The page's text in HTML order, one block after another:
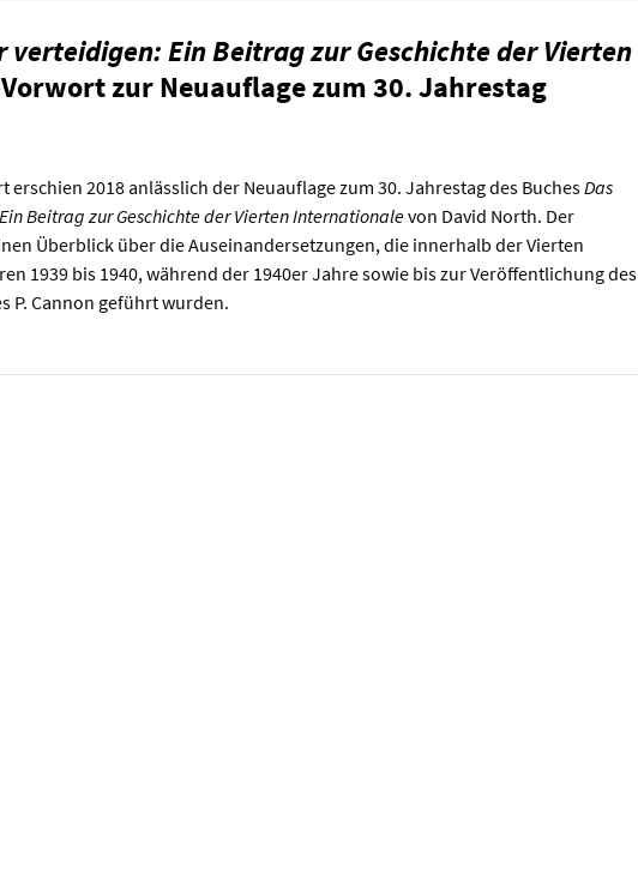
verteidigen: Ein Beitrag zur Geschichte der Vierten
zur Neuauflage zum 30. Jahrestag
erschien 2018 anlässlich der Neuauflage zum 30. Jahrestag des BuchesDas
Beitrag zur Geschichte der Vierten Internationalevon David North. Der
Überblick über die Auseinandersetzungen, die innerhalb der Vierten
1939 bis 1940, während der 1940er Jahre sowie bis zur Veröffentlichung des
P. Cannon geführt wurden.